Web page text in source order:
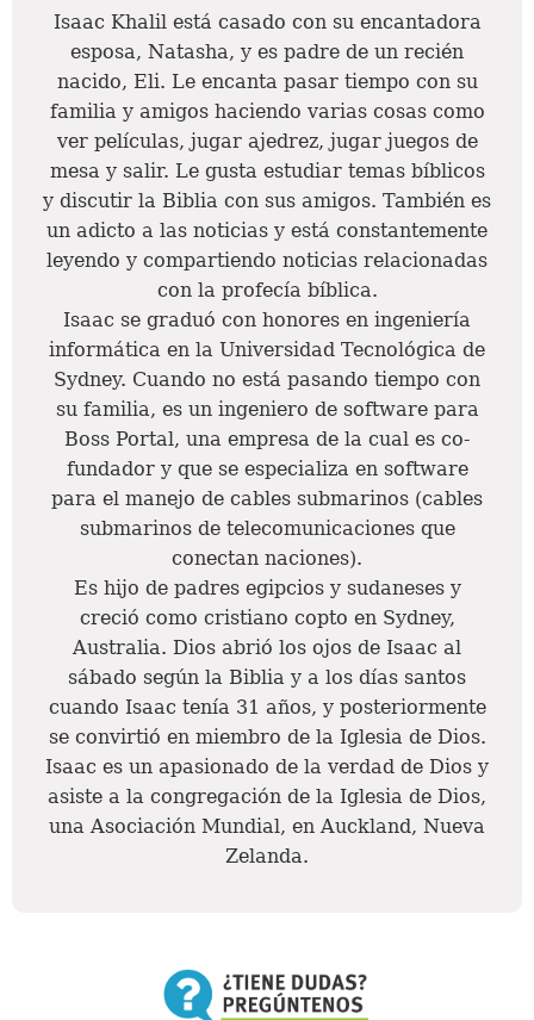
Isaac Khalil está casado con su encantadora
esposa, Natasha, y es padre de un recién
nacido, Eli. Le encanta pasar tiempo con su
familia y amigos haciendo varias cosas como
ver películas, jugar ajedrez, jugar juegos de
mesa y salir. Le gusta estudiar temas bíblicos
y discutir la Biblia con sus amigos. También es
un adicto a las noticias y está constantemente
leyendo y compartiendo noticias relacionadas
con la profecía bíblica.
Isaac se graduó con honores en ingeniería
informática en la Universidad Tecnológica de
Sydney. Cuando no está pasando tiempo con
su familia, es un ingeniero de software para
Boss Portal, una empresa de la cual es co-
fundador y que se especializa en software
para el manejo de cables submarinos (cables
submarinos de telecomunicaciones que
conectan naciones).
Es hijo de padres egipcios y sudaneses y
creció como cristiano copto en Sydney,
Australia. Dios abrió los ojos de Isaac al
sábado según la Biblia y a los días santos
cuando Isaac tenía 31 años, y posteriormente
se convirtió en miembro de la Iglesia de Dios.
Isaac es un apasionado de la verdad de Dios y
asiste a la congregación de la Iglesia de Dios,
una Asociación Mundial, en Auckland, Nueva
Zelanda.